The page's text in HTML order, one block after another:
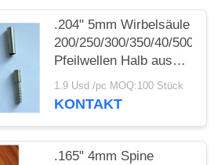
.204" 5mm Wirbelsäule
200/250/300/350/40/500
Pfeilwellen Halb aus
Post und Punkte
Kragen
1.9 Usd /pc MOQ:100 Stück
KONTAKT
.165" 4mm Spine